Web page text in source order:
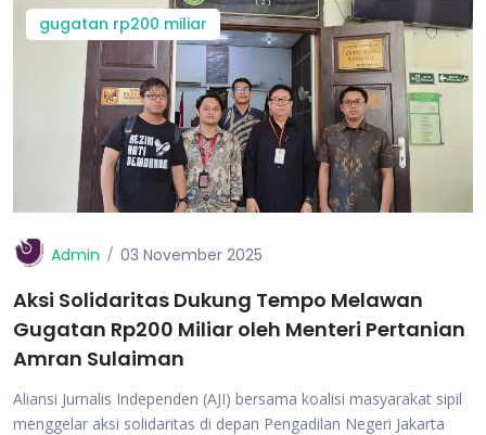
gugatan rp200 miliar
Admin 03 November 2025
Aksi Solidaritas Dukung Tempo Melawan
Gugatan Rp200 Miliar oleh Menteri Pertanian
Amran Sulaiman
Aliansi Jurnalis Independen (AJI) bersama koalisi masyarakat sipil
menggelar aksi solidaritas di depan Pengadilan Negeri Jakarta